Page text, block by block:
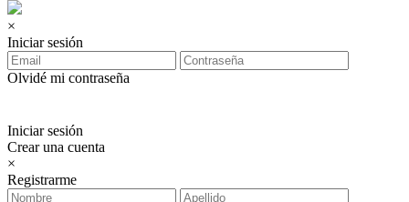
×
Iniciar sesión
Olvidé mi contraseña
Iniciar sesión
Crear una cuenta
×
Registrarme